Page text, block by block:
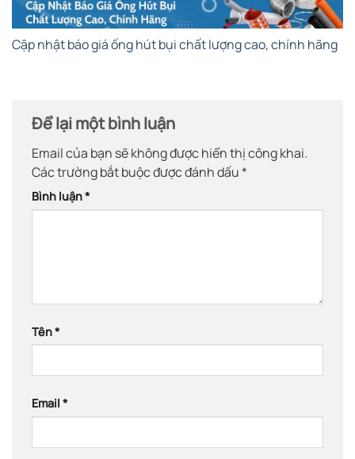
Cập nhật báo giá ống hút bụi chất lượng cao, chính hãng
Để lại một bình luận
Email của bạn sẽ không được hiển thị công khai.
Các trường bắt buộc được đánh dấu*
Bình luận*
Tên*
Email *